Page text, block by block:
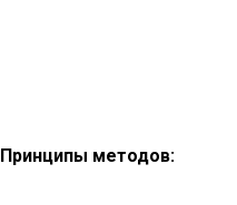
Принципы методов: